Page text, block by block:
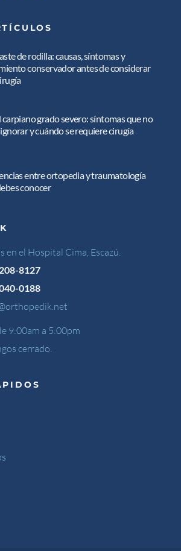
de rodilla: causas, síntomas y
conservador antes de considerar
carpiano grado severo: síntomas que no
y cuándo se requiere cirugía
entre ortopedia y traumatología
conocer
en el Hospital Cima, Escazú.
8127
0188
9:00am a 5:00pm
cerrado.